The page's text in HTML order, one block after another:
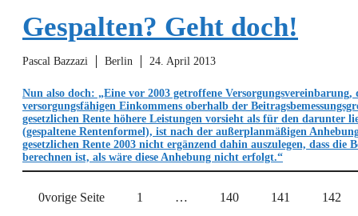
Gespalten? Geht doch!
Pascal Bazzazi Berlin 24. April 2013
Nun also doch: „Eine vor 2003 getroffene Versorgungsvereinbarung,
versorgungsfähigen Einkommens oberhalb der
gesetzlichen Rente höhere Leistungen vorsieht als für den darunter
(gespaltene Rentenformel), ist nach der außerplanmäßigen
gesetzlichen Rente 2003 nicht ergänzend dahin auszulegen, dass die
berechnen ist, als wäre diese Anhebung nicht erfolgt.“
0vorige Seite 1 … 140 141 142